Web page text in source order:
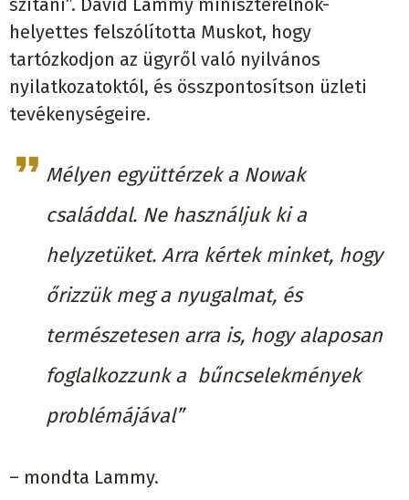
helyettes felszólította Muskot, hogy
tartózkodjon az ügyről való nyilvános
nyilatkozatoktól, és összpontosítson üzleti
tevékenységeire.
Mélyen együttérzek a Nowak
családdal. Ne használjuk ki a
helyzetüket. Arra kértek minket, hogy
őrizzük meg a nyugalmat, és
természetesen arra is, hogy alaposan
foglalkozzunk a bűncselekmények
problémájával”
– mondta Lammy.